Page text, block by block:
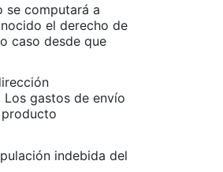
se computará a
el derecho de
caso desde que
gastos de envío
indebida del